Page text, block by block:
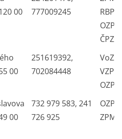
00
777009245
RBP
OZP
ČPZP
00
251619392,
702084448
VoZP
VZP
OZP
00
732 979 583, 241
726 925
OZP
ZPMV